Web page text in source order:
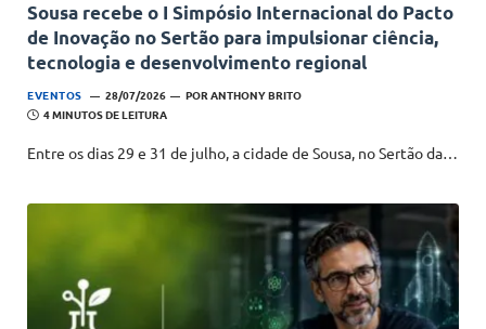
Sousa recebe o I Simpósio Internacional do Pacto
de Inovação no Sertão para impulsionar ciência,
tecnologia e desenvolvimento regional
EVENTOS 28/07/2026 PORANTHONY BRITO
4 MINUTOS DE LEITURA
Entre os dias 29 e 31 de julho, a cidade de Sousa, no Sertão da…